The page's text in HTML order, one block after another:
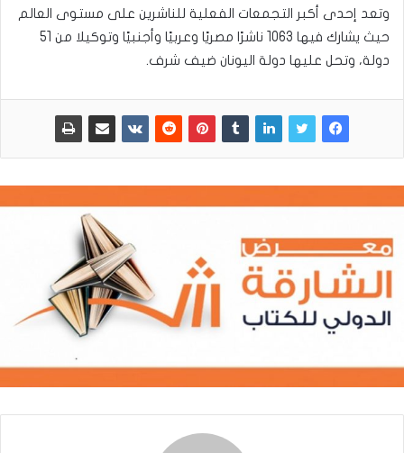
وتعد إحدى أكبر التجمعات الفعلية للناشرين على مستوى العالم
حيث يشارك فيها 1063 ناشرًا مصريًا وعربيًا وأجنبيًا وتوكيلا من 51
دولة، وتحل عليها دولة اليونان ضيف شرف.